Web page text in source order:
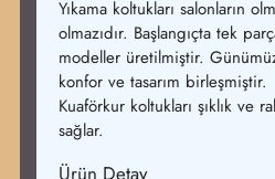
Bekleme koltuklarımız
artırır. İlk dönemlerde basit
sandalyeler vardı. Şimdi
ve şık modeller mevcuttur.
Ürünlerimiz rahatlık sağlar.
Ürün Detay